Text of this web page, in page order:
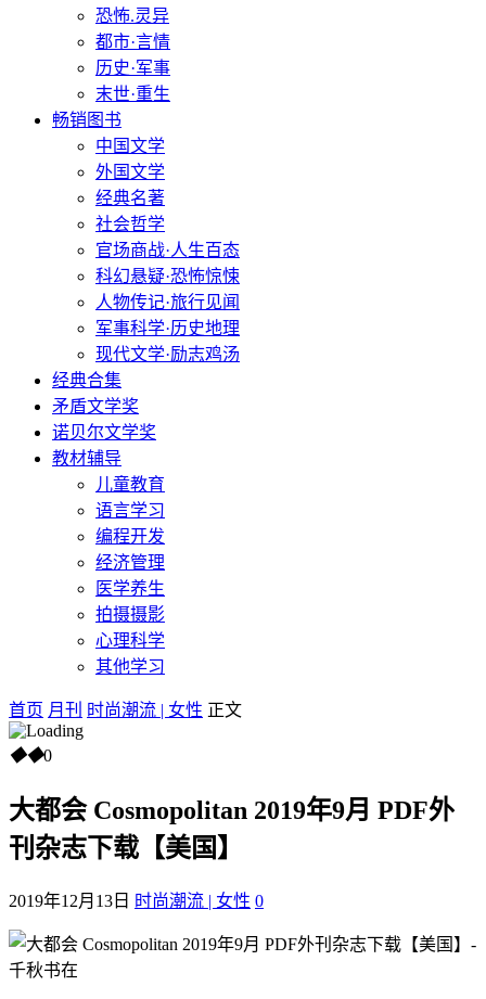
恐怖.灵异
都市·言情
历史·军事
末世·重生
畅销图书
中国文学
外国文学
经典名著
社会哲学
官场商战·人生百态
科幻悬疑·恐怖惊悚
人物传记·旅行见闻
军事科学·历史地理
现代文学·励志鸡汤
经典合集
矛盾文学奖
诺贝尔文学奖
教材辅导
儿童教育
语言学习
编程开发
经济管理
医学养生
拍摄摄影
心理科学
其他学习
首页 月刊 时尚潮流 | 女性 正文
◆◆0
大都会 Cosmopolitan 2019年9月 PDF外
刊杂志下载【美国】
2019年12月13日 时尚潮流 | 女性 0